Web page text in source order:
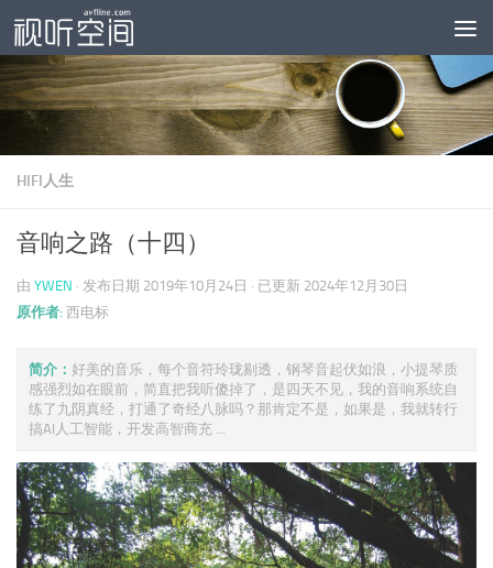
跳至内容
HIFI人生
音响之路（十四）
由 YWEN · 发布日期 2019年10月24日 · 已更新 2024年12月30日
原作者: 西电标
简介： 好美的音乐，每个音符玲珑剔透，钢琴音起伏如浪，小提琴质
感强烈如在眼前，简直把我听傻掉了，是四天不见，我的音响系统自
练了九阴真经，打通了奇经八脉吗？那肯定不是，如果是，我就转行
搞AI人工智能，开发高智商充 ...